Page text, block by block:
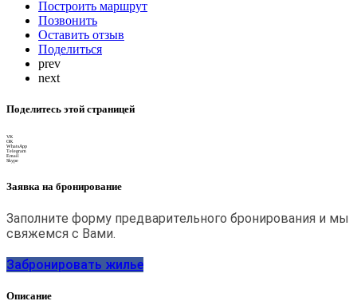
Построить маршрут
Позвонить
Оставить отзыв
Поделиться
prev
next
Поделитесь этой страницей
VK
OK
WhatsApp
Telegram
Email
Skype
Заявка на бронирование
Заполните форму предварительного бронирования и мы
свяжемся с Вами.
Забронировать жилье
Описание